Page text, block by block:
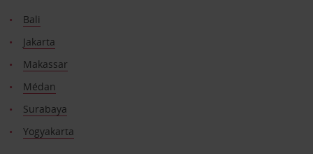
Bali
Jakarta
Makassar
Médan
Surabaya
Yogyakarta